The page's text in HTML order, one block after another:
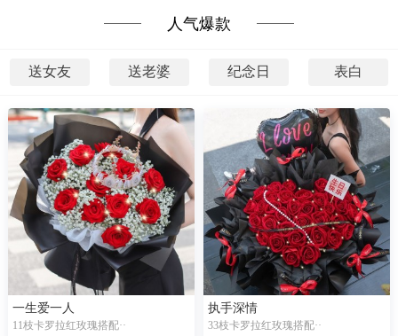
人气爆款
送女友 送老婆 纪念日 表白
一生爱一人
11枝卡罗拉红玫瑰搭配··
执手深情
33枝卡罗拉红玫瑰搭配··